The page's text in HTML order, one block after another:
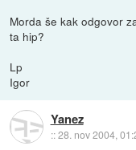
Morda še kak odgovor
ta hip?
Lp
Igor
Yanez
::28. nov 2004,